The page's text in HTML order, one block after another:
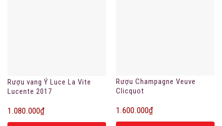
Rượu vang Ý Luce La Vite
Lucente 2017
1.080.000₫
Rượu Champagne Veuve
Clicquot
1.600.000₫